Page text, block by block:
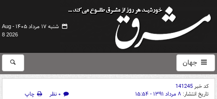
شنبه ۱۷ مرداد ۱۴۰۵ -
Aug
8 2026
جهان
کد خبر141245
تاریخ انتشار: ۸ مرداد ۱۳۹۱ - ۱۵:۵۴ ۰ نظر
چاپ